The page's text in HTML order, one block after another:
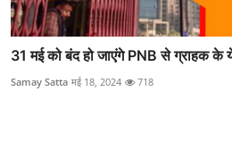
31 मई को बंद हो जाएंगे PNB से ग्राहक
Samay Satta मई 18, 2024 718